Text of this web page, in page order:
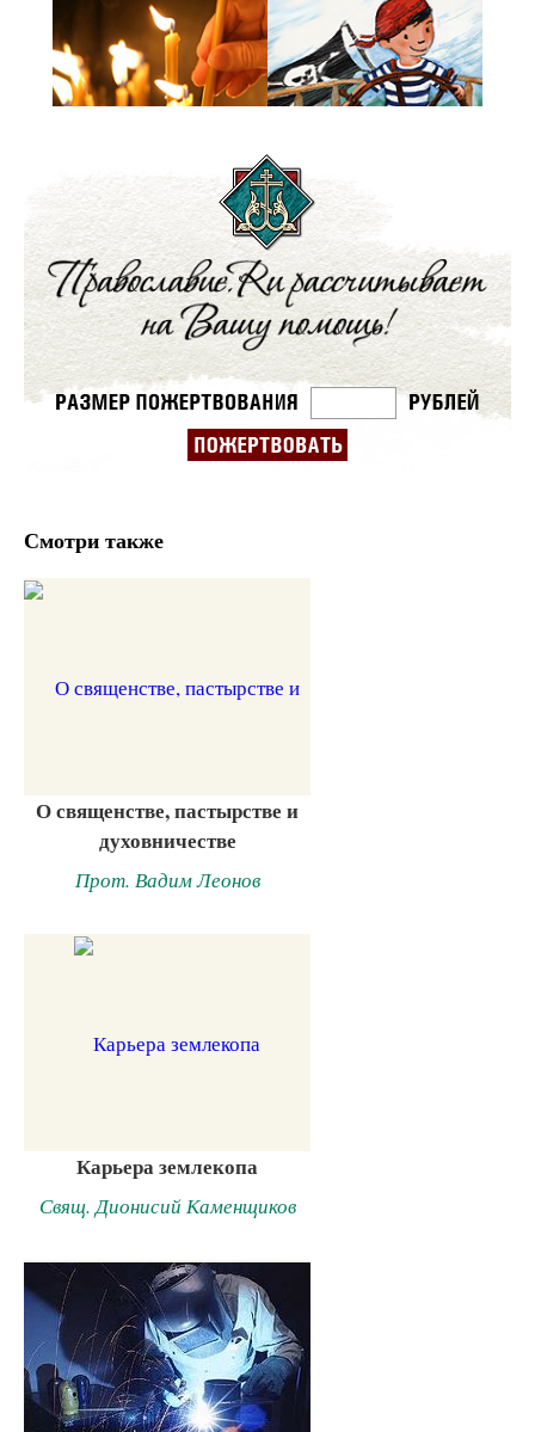
Смотри также
О священстве, пастырстве и
духовничестве
Прот. Вадим Леонов
Карьера землекопа
Свящ. Дионисий Каменщиков